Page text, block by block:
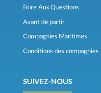
Foire Aux Questions
Avant de partir
Compagnies Maritimes
Conditions des compagnies
SUIVEZ-NOUS